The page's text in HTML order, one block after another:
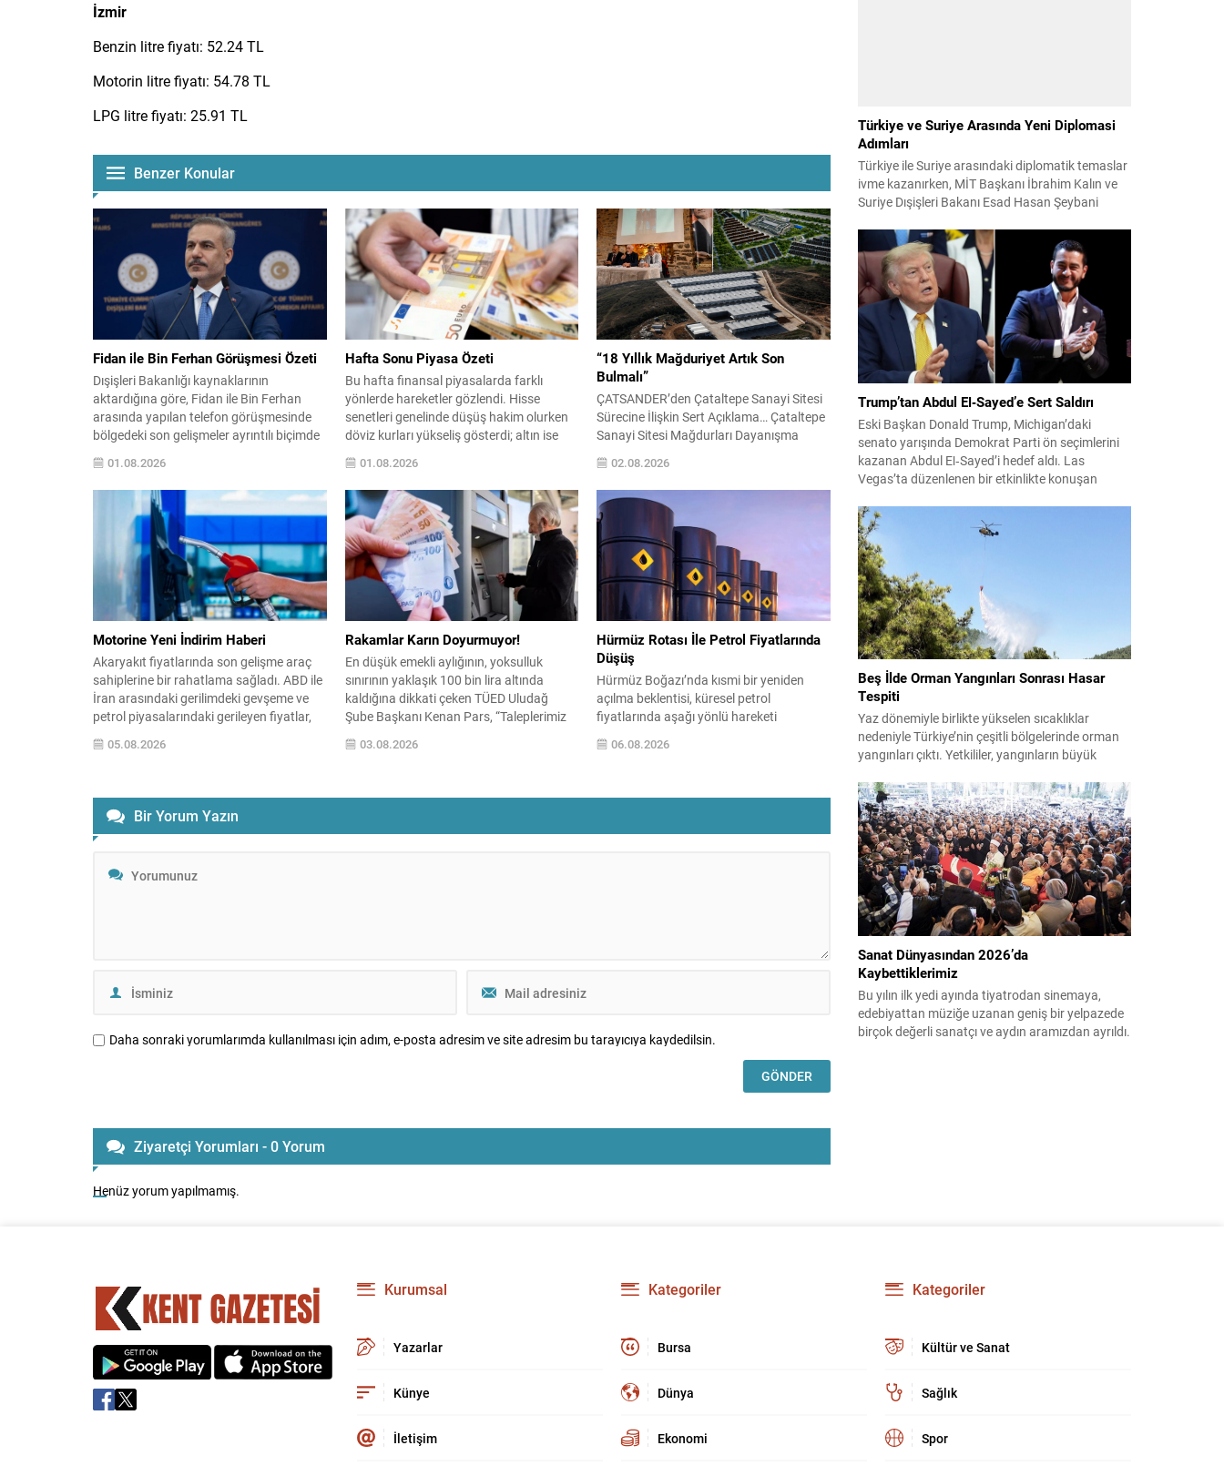
İzmir
Benzin litre fiyatı: 52.24 TL
Motorin litre fiyatı: 54.78 TL
LPG litre fiyatı: 25.91 TL
Benzer Konular
Fidan ile Bin Ferhan Görüşmesi Özeti
Dışişleri Bakanlığı kaynaklarının
aktardığına göre, Fidan ile Bin Ferhan
arasında yapılan telefon görüşmesinde
bölgedeki son gelişmeler ayrıntılı biçimde
ele alındı. Taraflar, yaşanan çatışmaların
sona erdirilmesine yönelik sürdürülen
gayretleri değerlendirdi. Görüşmede
çatışmaların durdurulması ve insani
durumun iyileştirilmesine yönelik
atılabilecek adımlar üzerinde duruldu.
Diplomatik kanalların etkin biçimde
kullanılması ve gerekli koordinasyonun
sağlanması...
01.08.2026
Hafta Sonu Piyasa Özeti
Bu hafta finansal piyasalarda farklı
yönlerde hareketler gözlendi. Hisse
senetleri genelinde düşüş hakim olurken
döviz kurları yükseliş gösterdi; altın ise
sınırlı bir geri çekilme yaşadı. BIST 100
endeksi haftayı önceki kapanışa göre
değer kaybederek 13.458,10 puandan
tamamladı. Endeks hafta içinde en düşük
13.216,16, en yüksek 14.085,39 puanı
gördü ve toplamda...
01.08.2026
“18 Yıllık Mağduriyet Artık Son
Bulmalı”
ÇATSANDER’den Çataltepe Sanayi Sitesi
Sürecine İlişkin Sert Açıklama… Çataltepe
Sanayi Sitesi Mağdurları Dayanışma
Derneği (ÇATSANDER), yıllardır
gündemde olan Çataltepe Sanayi Sitesi
Projesi’ne ilişkin kapsamlı bir açıklama
yaparak, proje sürecinde yaşandığını öne
sürdükleri hukuka aykırılıkların ve
mağduriyetlerin araştırılmasını istedi.
Dernek yönetimi, yaklaşık 18 yıldır devam
eden sürecin Bursa esnafını maddi ve...
02.08.2026
Motorine Yeni İndirim Haberi
Akaryakıt fiyatlarında son gelişme araç
sahiplerine bir rahatlama sağladı. ABD ile
İran arasındaki gerilimdeki gevşeme ve
petrol piyasalarındaki gerileyen fiyatlar,
motorin üzerinde art arda indirim
beklentisini gündeme getirdi. Dünkü 1,05
indirim daha uygulanması bekleniyor.
Yetkililer, pompaya yansıma kararını
resmi...
05.08.2026
Rakamlar Karın Doyurmuyor!
En düşük emekli aylığının, yoksulluk
sınırının yaklaşık 100 bin lira altında
kaldığına dikkati çeken TÜED Uludağ
Şube Başkanı Kenan Pars, “Taleplerimiz
karşılanmadıkça aradaki uçurum
derinleşecek.” dedi. TÜİK’e göre
03.08.2026
Hürmüz Rotası İle Petrol Fiyatlarında
Düşüş
Hürmüz Boğazı’nda kısmi bir yeniden
açılma beklentisi, küresel petrol
fiyatlarında aşağı yönlü hareketi
sürdürdü. WTI ham petrol üç seanstan
sonra varil başına yaklaşık 73 dolar
06.08.2026
Bir Yorum Yazın
Daha sonraki yorumlarımda kullanılması için adım, e-posta adresim ve site adresim bu tarayıcıya kaydedilsin.
Ziyaretçi Yorumları - 0 Yorum
Henüz yorum yapılmamış.
Türkiye ve Suriye Arasında Yeni Diplomasi
Adımları
Türkiye ile Suriye arasındaki diplomatik temaslar
ivme kazanırken, MİT Başkanı İbrahim Kalın ve
Suriye Dışişleri Bakanı Esad Hasan Şeybani
arasındaki iş birliği imkanları ve bölgesel istikrar
konuları detaylı şekilde ele alındı. Taraflar, komşu
ülkelerle ilişkilerin güçlendirilmesinin gerekliliği
üzerinde mutabık kaldı; ayrıca Suriye-Lübnan
ilişkilerine...
Trump’tan Abdul El‑Sayed’e Sert Saldırı
Eski Başkan Donald Trump, Michigan’daki
senato yarışında Demokrat Parti ön seçimlerini
kazanan Abdul El‑Sayed’i hedef aldı. Las
Vegas’ta düzenlenen bir etkinlikte konuşan
karşı olumsuz duygular taşıyan bir kişi olmakla
suçladı ve onu “komünist” olarak nitelendirdi.
Trump, konuşmasında El‑Sayed’in “Yahudilerden
nefret ettiğini” öne sürerek, bu...
Beş İlde Orman Yangınları Sonrası Hasar
Tespiti
Yaz dönemiyle birlikte yükselen sıcaklıklar
nedeniyle Türkiye’nin çeşitli bölgelerinde orman
yangınları çıktı. Yetkililer, yangınların büyük
sürmesi nedeniyle vatandaşları dikkatli olmaya
çağırıyor. Çevre, Şehircilik ve İklim Değişikliği
Bakanı Murat Kurum, beş ilde yapılan hasar
tespitlerinin sonuçlarını paylaştı ve etkilenenlerin
yanında olunacağını vurguladı. Kayıtlar ve
tespit...
Sanat Dünyasından 2026’da
Kaybettiklerimiz
Bu yılın ilk yedi ayında tiyatrodan sinemaya,
edebiyattan müziğe uzanan geniş bir yelpazede
birçok değerli sanatçı ve aydın aramızdan ayrıldı.
Kurumsal
Yazarlar
Künye
İletişim
Kategoriler
Bursa
Dünya
Ekonomi
Kategoriler
Kültür ve Sanat
Sağlık
Spor